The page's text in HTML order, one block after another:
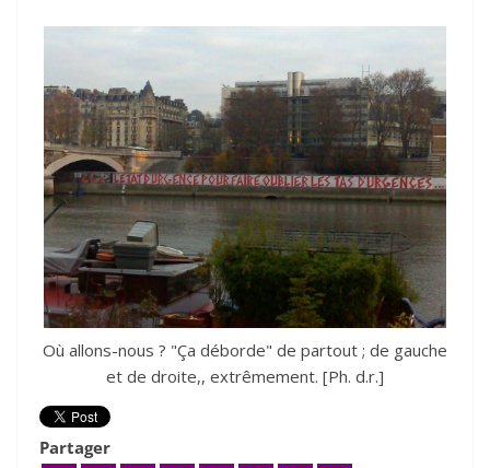
Où allons-nous ? "Ça déborde" de partout ; de gauche
et de droite,, extrêmement. [Ph. d.r.]
Partager